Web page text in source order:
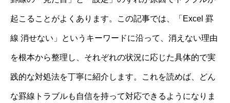
起こることがよくあります。この記事では、「Excel 罫
線 消せない」というキーワードに沿って、消えない理由
を根本から整理し、それぞれの状況に応じた具体的で実
践的な対処法を丁寧に紹介します。これを読めば、どん
な罫線トラブルも自信を持って対応できるようになりま